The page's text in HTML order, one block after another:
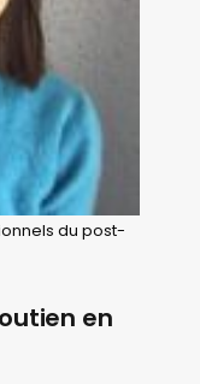
du post-
en